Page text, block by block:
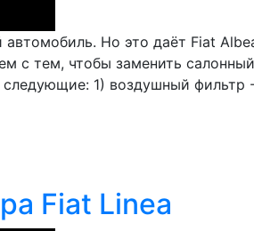
Но это даёт Fiat
с тем, чтобы заменить
1) воздушный фильтр
Fiat Linea